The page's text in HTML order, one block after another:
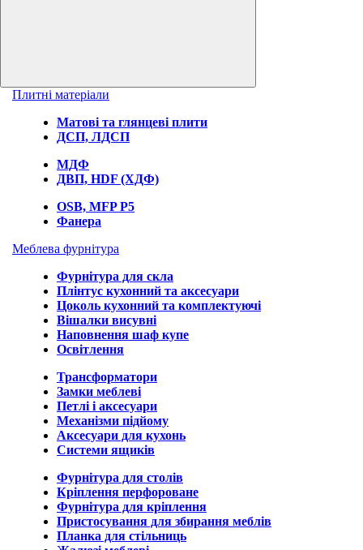
Плитні матеріали
Матові та глянцеві плити
ДСП, ЛДСП
МДФ
ДВП, HDF (ХДФ)
OSB, MFP P5
Фанера
Меблева фурнітура
Фурнітура для скла
Плінтус кухонний та аксесуари
Цоколь кухонний та комплектуючі
Вішалки висувні
Наповнення шаф купе
Освітлення
Трансформатори
Замки меблеві
Петлі і аксесуари
Механізми підйому
Аксесуари для кухонь
Системи ящиків
Фурнітура для столів
Кріплення перфороване
Фурнітура для кріплення
Пристосування для збирання меблів
Планка для стільниць